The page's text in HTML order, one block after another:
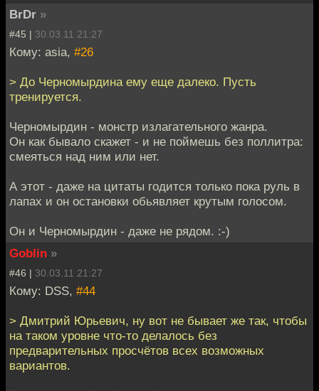
BrDr »
#45 | 30.03.11 21:27
Кому: asia, #26
> До Черномырдина ему еще далеко. Пусть
тренируется.
Черномырдин - монстр излагательного жанра.
Он как бывало скажет - и не поймешь без поллитра:
смеяться над ним или нет.
А этот - даже на цитаты годится только пока руль в
лапах и он остановки обьявляет крутым голосом.
Он и Черномырдин - даже не рядом. :-)
Goblin »
#46 | 30.03.11 21:27
Кому: DSS, #44
> Дмитрий Юрьевич, ну вот не бывает же так, чтобы
на таком уровне что-то делалось без
предварительных просчётов всех возможных
вариантов.